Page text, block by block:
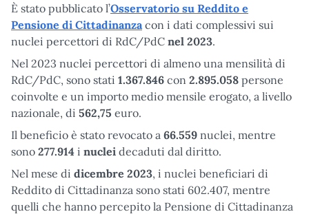
È stato pubblicato l’Osservatorio su Reddito e
Pensione di Cittadinanza con i dati complessivi sui
nuclei percettori di RdC/PdC nel 2023.
Nel 2023 nuclei percettori di almeno una mensilità di
RdC/PdC, sono stati 1.367.846 con 2.895.058 persone
coinvolte e un importo medio mensile erogato, a livello
nazionale, di 562,75 euro.
Il beneficio è stato revocato a 66.559 nuclei, mentre
sono 277.914 i nuclei decaduti dal diritto.
Nel mese di dicembre 2023, i nuclei beneficiari di
Reddito di Cittadinanza sono stati 602.407, mentre
quelli che hanno percepito la Pensione di Cittadinanza